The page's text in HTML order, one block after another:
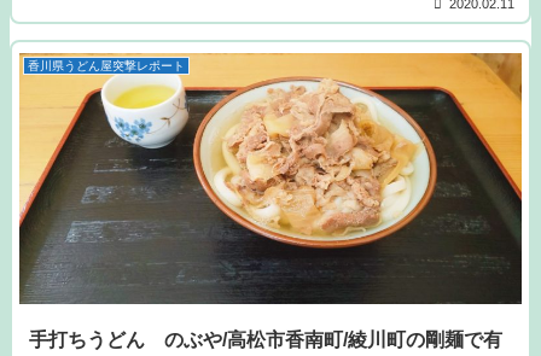
2020.02.11
香川県うどん屋突撃レポート
手打ちうどん のぶや/高松市香南町/綾川町の剛麺で有